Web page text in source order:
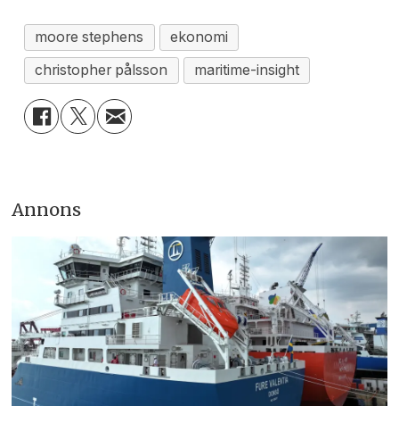
moore stephens
ekonomi
christopher pålsson
maritime-insight
Annons